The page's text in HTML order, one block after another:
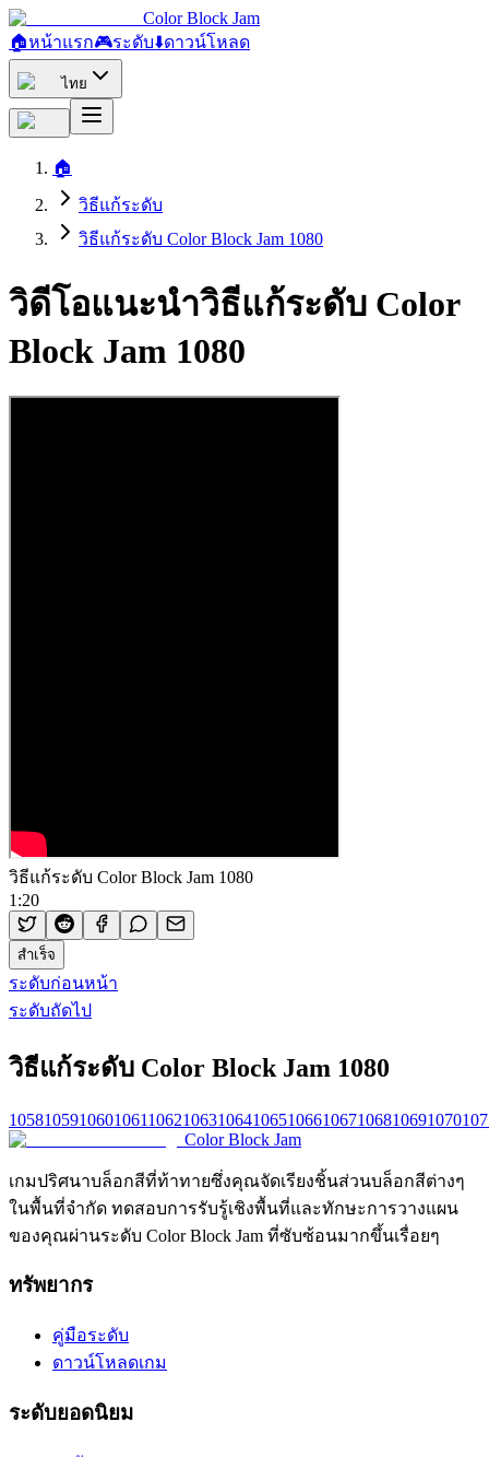
Color Block Jam
🏠หน้าแรก🎮ระดับ⬇️ดาวน์โหลด
ไทย
🏠
วิธีแก้ระดับ
วิธีแก้ระดับ Color Block Jam 1080
วิดีโอแนะนำวิธีแก้ระดับ Color
Block Jam 1080
วิธีแก้ระดับ Color Block Jam 1080
1:20
สำเร็จ
ระดับก่อนหน้า
ระดับถัดไป
วิธีแก้ระดับ Color Block Jam 1080
1058105910601061106210631064106510661067106810691070
Color Block Jam
เกมปริศนาบล็อกสีที่ท้าทายซึ่งคุณจัดเรียงชิ้นส่วนบล็อกสีต่างๆ
ในพื้นที่จำกัด ทดสอบการรับรู้เชิงพื้นที่และทักษะการวางแผน
ของคุณผ่านระดับ Color Block Jam ที่ซับซ้อนมากขึ้นเรื่อยๆ
ทรัพยากร
คู่มือระดับ
ดาวน์โหลดเกม
ระดับยอดนิยม